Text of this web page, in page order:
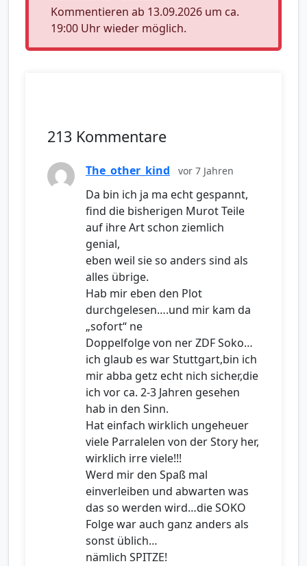
Kommentieren ab 13.09.2026 um ca.
19:00 Uhr wieder möglich.
213 Kommentare
The_other_kind vor 7 Jahren
Da bin ich ja ma echt gespannt,
find die bisherigen Murot Teile
auf ihre Art schon ziemlich
genial,
eben weil sie so anders sind als
alles übrige.
Hab mir eben den Plot
durchgelesen….und mir kam da
„sofort“ ne
Doppelfolge von ner ZDF Soko…
ich glaub es war Stuttgart,bin ich
mir abba getz echt nich sicher,die
ich vor ca. 2-3 Jahren gesehen
hab in den Sinn.
Hat einfach wirklich ungeheuer
viele Parralelen von der Story her,
wirklich irre viele!!!
Werd mir den Spaß mal
einverleiben und abwarten was
das so werden wird…die SOKO
Folge war auch ganz anders als
sonst üblich…
nämlich SPITZE!